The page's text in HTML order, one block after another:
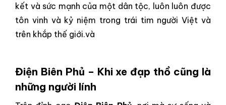
kết và sức mạnh của một dân tộc, luôn luôn được
tôn vinh và kỷ niệm trong trái tim người Việt và
trên khắp thế giới.và
Điện Biên Phủ – Khi xe đạp thồ cũng là
những người lính